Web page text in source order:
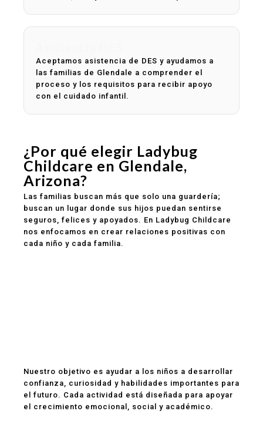
Aceptamos asistencia de DES y ayudamos a
las familias de Glendale a comprender el
proceso y los requisitos para recibir apoyo
con el cuidado infantil.
¿Por qué elegir Ladybug
Childcare en Glendale,
Arizona?
Las familias buscan más que solo una guardería;
buscan un lugar donde sus hijos puedan sentirse
seguros, felices y apoyados. En Ladybug Childcare
nos enfocamos en crear relaciones positivas con
cada niño y cada familia.
Nuestro objetivo es ayudar a los niños a desarrollar
confianza, curiosidad y habilidades importantes para
el futuro. Cada actividad está diseñada para apoyar
el crecimiento emocional, social y académico.